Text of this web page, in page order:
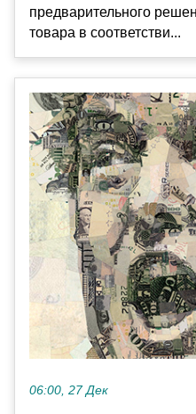
предварительного
товара в соответстви...
06:00, 27 Дек